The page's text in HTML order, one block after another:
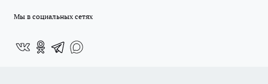
Мы в социальных сетях